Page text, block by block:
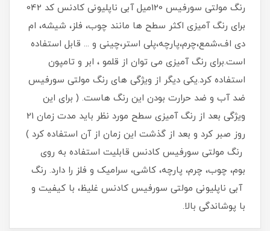
رنگ مولتی سورفیس 120میل آبی ناپلیونی کادنس کد 042
برای رنگ آمیزی اکثر سطح ها مانند چوب، فلز، شیشه، ام
دی اف،شمع،چرم،پارچه،پلی استر،چینی و ... قابل استفاده
است.برای رنگ آمیزی می توان از قلمو ، ابر و تامپون
استفاده کرد.یکی دیگر از ویژگی های رنگ مولتی سورفیس
ضد آب و ضد حرارت بودن این رنگ هاست. ( برای این
ویژگی بعد از رنگ آمیزی سطح مورد نظر باید مدت زمان 21
روز صبر کرد و بعد از گذشت این زمان از آن استفاده کرد )
رنگ مولتی سورفیس کادنس قابلیت استفاده به روی
بوم، چوب، چرم، پارچه، کاشی، سرامیک و فلز را دارد. رنگ
آبی ناپلیونی مولتی سورفیس کادنس غلیظ، با کیفیت و
با پوشاندگی بالا.